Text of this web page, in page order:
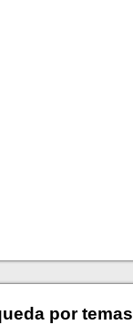
por temas